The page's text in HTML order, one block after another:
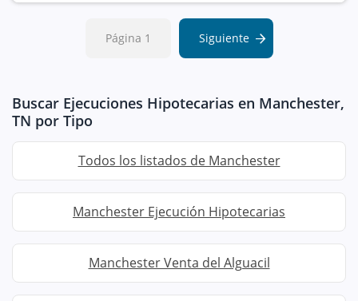
Página 1 Siguiente
Buscar Ejecuciones Hipotecarias en Manchester,
TN por Tipo
Todos los listados de Manchester
Manchester Ejecución Hipotecarias
Manchester Venta del Alguacil